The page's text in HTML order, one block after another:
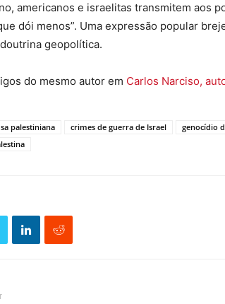
americanos e israelitas transmitem aos
dói menos”. Uma expressão popular
geopolítica.
do mesmo autor em Carlos Narciso,
palestiniana crimes de guerra de Israel genocídio